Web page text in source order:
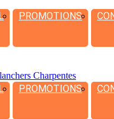
PROMOTIONS
Charpentes
PROMOTIONS